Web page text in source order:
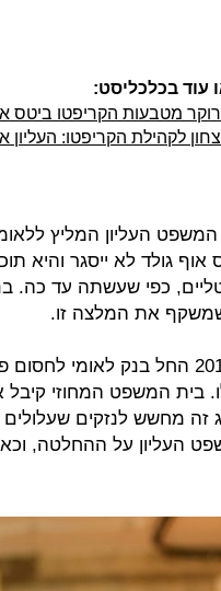
עוד בכלכליסט:
מטבעות הקריפטו ביטס
לקהילת הקריפטו:
המשפט העליון המליץ
אוף גולד לא ייסגר והיא
כפי שעשתה עד כה.
שמשקף את המלצה זו.
ב-2015 החל בנק לאומי
בית המשפט המחוזי
זה מחשש לנזקים
העליון על ההחלטה,